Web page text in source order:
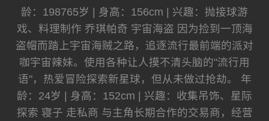
龄：198765岁 | 身高：156cm | 兴趣：抛接球游
戏、料理制作 乔琪帕奇 宇宙海盗 因为捡到一顶海
盗帽而踏上宇宙海贼之路，追逐流行最前端的派对
咖宇宙辣妹。使用各种让人摸不清头脑的"流行用
语"，热爱冒险探索新星球，但从未做过抢劫。 年
龄：24岁 | 身高：152cm | 兴趣：收集吊饰、星际
探索 寝子 走私商 与主角长期合作的交易商，经营